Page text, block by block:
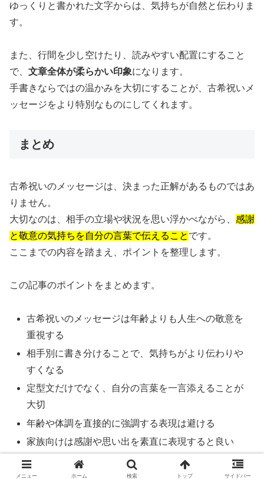
ゆっくりと書かれた文字からは、気持ちが自然と伝わりま
す。
また、行間を少し空けたり、読みやすい配置にすること
で、 文章全体が柔らかい印象になります。
手書きならではの温かみを大切にすることが、古希祝いメ
ッセージをより特別なものにしてくれます。
まとめ
古希祝いのメッセージは、決まった正解があるものではあ
りません。
大切なのは、相手の立場や状況を思い浮かべながら、 感謝
と敬意の気持ちを自分の言葉で伝えること です。
ここまでの内容を踏まえ、ポイントを整理します。
この記事のポイントをまとめます。
古希祝いのメッセージは年齢よりも人生への敬意を
重視する
相手別に書き分けることで、気持ちがより伝わりや
すくなる
定型文だけでなく、自分の言葉を一言添えることが
大切
年齢や体調を直接的に強調する表現は避ける
家族向けは感謝や思い出を素直に表現すると良い
義理の家族には丁寧さと距離感を意識する
上司や恩師には敬意を重視したフォーマルな表現が
メニュー ホーム 検索 トップ サイドバー